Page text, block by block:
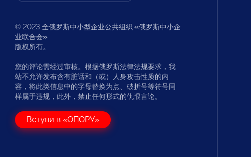
© 2023 全俄罗斯中小型企业公共组织 «俄罗斯中小企
业联合会»
版权所有。
您的评论需经过审核。根据俄罗斯法律法规要求，我
站不允许发布含有脏话和（或）人身攻击性质的内
容，将此类信息中的字母替换为点、破折号等符号同
样属于违规，此外，禁止任何形式的仇恨言论。
Вступи в «ОПОРУ»